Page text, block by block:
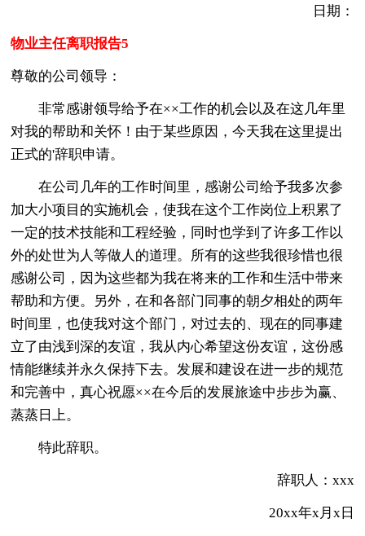
日期：
物业主任离职报告5
尊敬的公司领导：
非常感谢领导给予在××工作的机会以及在这几年里
对我的帮助和关怀！由于某些原因，今天我在这里提出
正式的'辞职申请。
在公司几年的工作时间里，感谢公司给予我多次参
加大小项目的实施机会，使我在这个工作岗位上积累了
一定的技术技能和工程经验，同时也学到了许多工作以
外的处世为人等做人的道理。所有的这些我很珍惜也很
感谢公司，因为这些都为我在将来的工作和生活中带来
帮助和方便。另外，在和各部门同事的朝夕相处的两年
时间里，也使我对这个部门，对过去的、现在的同事建
立了由浅到深的友谊，我从内心希望这份友谊，这份感
情能继续并永久保持下去。发展和建设在进一步的规范
和完善中，真心祝愿××在今后的发展旅途中步步为赢、
蒸蒸日上。
特此辞职。
辞职人：xxx
20xx年x月x日